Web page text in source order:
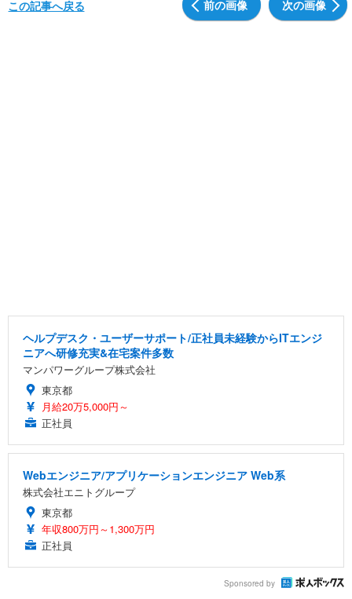
前の画像 次の画像
この記事へ戻る
ヘルプデスク・ユーザーサポート/正社員未経験からITエンジ
ニアへ研修充実&在宅案件多数
マンパワーグループ株式会社
東京都
月給20万5,000円～
正社員
Webエンジニア/アプリケーションエンジニア Web系
株式会社エニトグループ
東京都
年収800万円～1,300万円
正社員
Sponsored by